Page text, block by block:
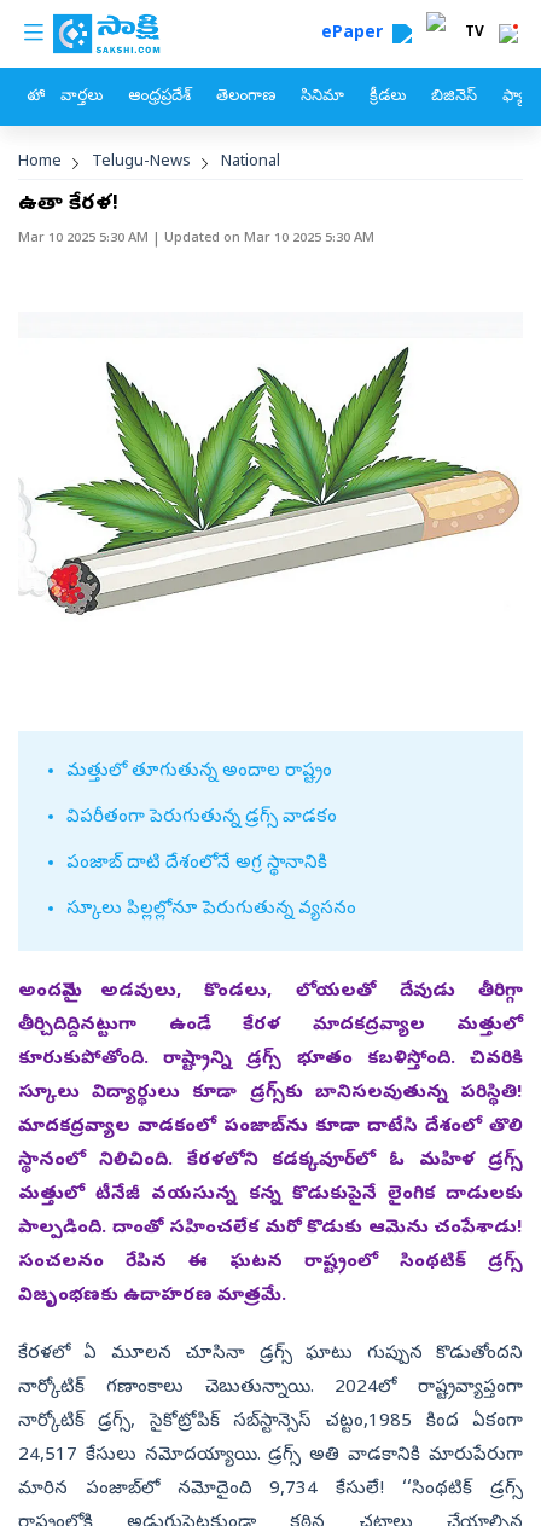
Skip to main content
custom menu ePaper TV
హోం వార్తలు ఆంధ్రప్రదేశ్ తెలంగాణ సినిమా క్రీడలు బిజినెస్
Breadcrumb
Home Telugu-News National
ఉడ్‌తా కేరళ!
Mar 10 2025 5:30 AM | Updated on Mar 10 2025 5:30 AM
మత్తులో తూగుతున్న అందాల రాష్ట్రం
విపరీతంగా పెరుగుతున్న డ్రగ్స్‌ వాడకం
పంజాబ్‌ దాటి దేశంలోనే అగ్ర స్థానానికి
స్కూలు పిల్లల్లోనూ పెరుగుతున్న వ్యసనం
అందమైన అడవులు, కొండలు, లోయలతో దేవుడు తీరిగ్గా
తీర్చిదిద్దినట్టుగా ఉండే కేరళ మాదకద్రవ్యాల మత్తులో
కూరుకుపోతోంది. రాష్ట్రాన్ని డ్రగ్స్‌ భూతం కబళిస్తోంది. చివరికి
స్కూలు విద్యార్థులు కూడా డ్రగ్స్‌కు బానిసలవుతున్న పరిస్థితి!
మాదకద్రవ్యాల వాడకంలో పంజాబ్‌ను కూడా దాటేసి దేశంలో తొలి
స్థానంలో నిలిచింది. కేరళలోని కడక్కవూర్‌లో ఓ మహిళ డ్రగ్స్‌
మత్తులో టీనేజీ వయసున్న కన్న కొడుకుపైనే లైంగిక దాడులకు
పాల్పడింది. దాంతో సహించలేక మరో కొడుకు ఆమెను చంపేశాడు!
సంచలనం రేపిన ఈ ఘటన రాష్ట్రంలో సింథటిక్‌ డ్రగ్స్‌
విజృంభణకు ఉదాహరణ మాత్రమే.
కేరళలో ఏ మూలన చూసినా డ్రగ్స్‌ ఘాటు గుప్పున కొడుతోందని
నార్కోటిక్‌ గణాంకాలు చెబుతున్నాయి. 2024లో రాష్ట్రవ్యాప్తంగా
నార్కోటిక్‌ డ్రగ్స్, సైకోట్రోపిక్‌ సబ్‌స్టాన్సెస్‌ చట్టం,1985 కింద ఏకంగా
24,517 కేసులు నమోదయ్యాయి. డ్రగ్స్‌ అతి వాడకానికి మారుపేరుగా
మారిన పంజాబ్‌లో నమోదైంది 9,734 కేసులే! ‘‘సింథటిక్‌ డ్రగ్స్‌